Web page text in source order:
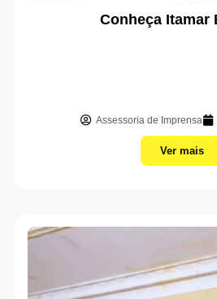
Conheça Itamar
Assessoria de Imprensa
Ver mais